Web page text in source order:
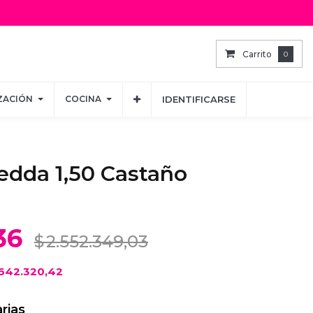
Carrito 0
COCINA IDENTIFICARSE
Carrito 0
COCINA IDENTIFICARSE
1,50 Castaño
$2.552.349,03